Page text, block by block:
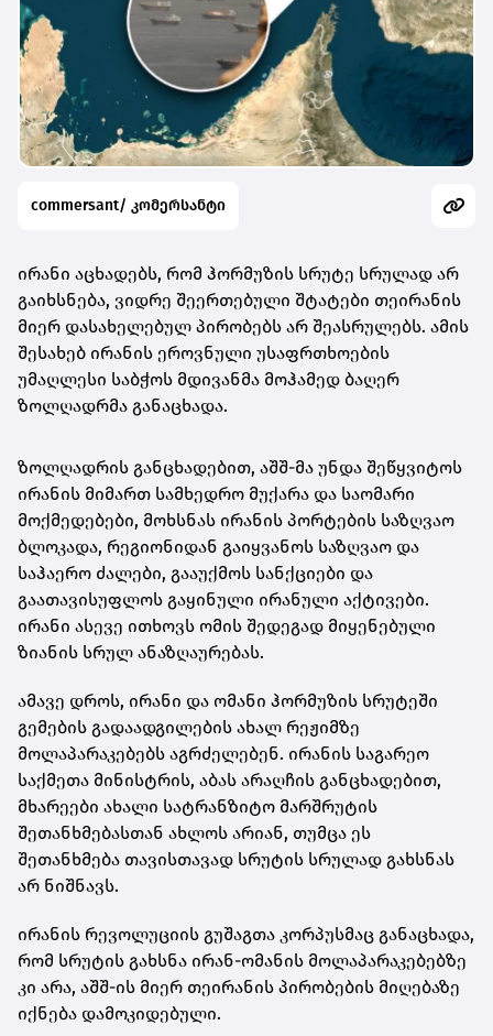
commersant/ კომერსანტი
ირანი აცხადებს, რომ ჰორმუზის სრუტე სრულად არ
გაიხსნება, ვიდრე შეერთებული შტატები თეირანის
მიერ დასახელებულ პირობებს არ შეასრულებს. ამის
შესახებ ირანის ეროვნული უსაფრთხოების
უმაღლესი საბჭოს მდივანმა მოჰამედ ბაღერ
ზოლღადრმა განაცხადა.
ზოლღადრის განცხადებით, აშშ-მა უნდა შეწყვიტოს
ირანის მიმართ სამხედრო მუქარა და საომარი
მოქმედებები, მოხსნას ირანის პორტების საზღვაო
ბლოკადა, რეგიონიდან გაიყვანოს საზღვაო და
საჰაერო ძალები, გააუქმოს სანქციები და
გაათავისუფლოს გაყინული ირანული აქტივები.
ირანი ასევე ითხოვს ომის შედეგად მიყენებული
ზიანის სრულ ანაზღაურებას.
ამავე დროს, ირანი და ომანი ჰორმუზის სრუტეში
გემების გადაადგილების ახალ რეჟიმზე
მოლაპარაკებებს აგრძელებენ. ირანის საგარეო
საქმეთა მინისტრის, აბას არაღჩის განცხადებით,
მხარეები ახალი სატრანზიტო მარშრუტის
შეთანხმებასთან ახლოს არიან, თუმცა ეს
შეთანხმება თავისთავად სრუტის სრულად გახსნას
არ ნიშნავს.
ირანის რევოლუციის გუშაგთა კორპუსმაც განაცხადა,
რომ სრუტის გახსნა ირან-ომანის მოლაპარაკებებზე
კი არა, აშშ-ის მიერ თეირანის პირობების მიღებაზე
იქნება დამოკიდებული.